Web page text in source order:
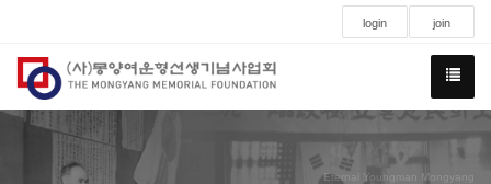
login join
Eternal Youngman Mongyang